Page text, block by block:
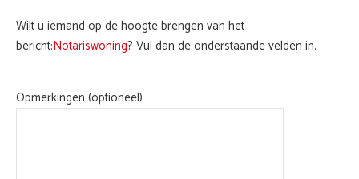
Wilt u iemand op de hoogte brengen van het
bericht:Notariswoning? Vul dan de onderstaande velden in.
Opmerkingen (optioneel)